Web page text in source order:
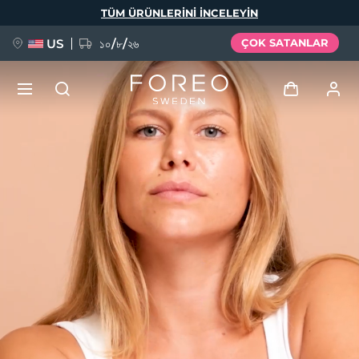
TÜM ÜRÜNLERINI INCELEYIN
US ১০/৮/২৬ ÇOK SATANLAR
Kullanici profi̇li̇
Cihazlarım
Siparişlerim
Adresim
Aboneliklerim
FAQ™ Pure Beauty-Tech Elixir
BREAKING NEWS
issa™ Teeth Whitening Set
Dil Seçimi
Deutsch
Español
Français
Italiano
Português
Svenska
Русский
Türkçe
简体中文 繁體中文